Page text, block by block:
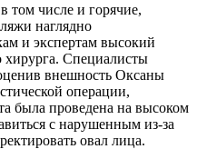
числе и горячие,
наглядно
и экспертам высокий
хирурга. Специалисты
внешность Оксаны
операции,
была проведена на высоком
с нарушенным из-за
овал лица.